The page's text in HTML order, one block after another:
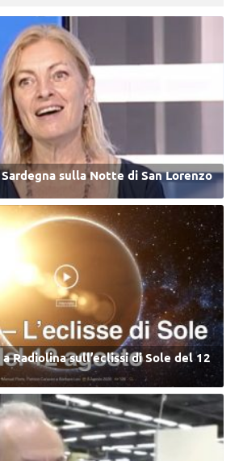
Sardegna sulla Notte di San Lorenzo
Radiolina sull’eclissi di Sole del 12